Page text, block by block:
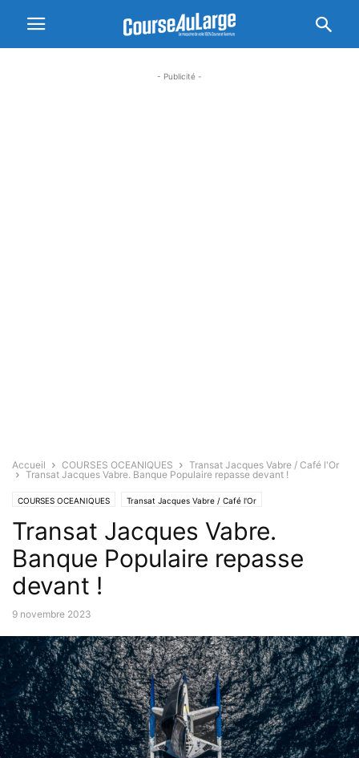
- Publicité -
Accueil COURSES OCEANIQUES
Transat Jacques Vabre / Café l'Or
Transat Jacques Vabre. Banque Populaire repasse devant !
COURSES OCEANIQUES Transat Jacques Vabre / Café l'Or
Transat Jacques Vabre.
Banque Populaire repasse
devant !
9 novembre 2023